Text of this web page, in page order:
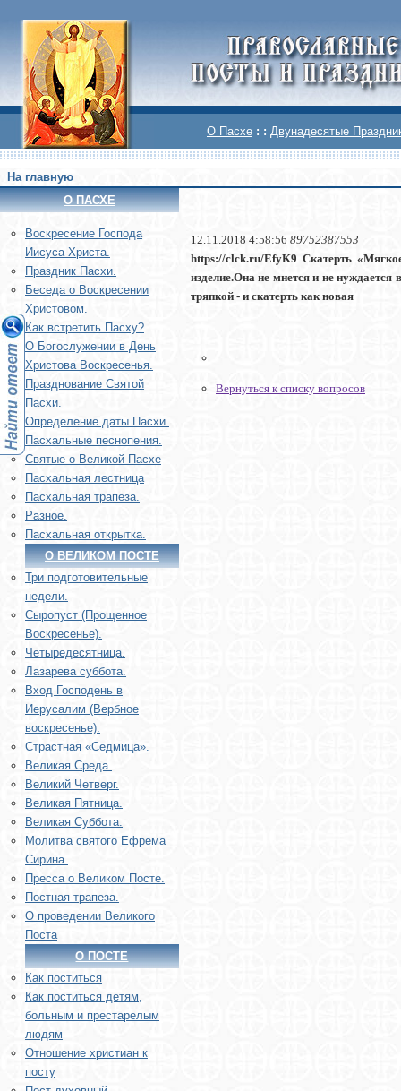
О Пасхе : : Двунадесятые
На главную
О ПАСХЕ
Воскреcение Господа
Иисуса Христа.
Праздник Пасхи.
Беседа о Воскресении
Христовом.
Как встретить Пасху?
О Богослужении в День
Христова Воскресенья.
Празднование Святой
Пасхи.
Определение даты Пасхи.
Пасхальные песнопения.
Святые о Великой Пасхе
Пасхальная лестница
Пасхальная трапеза.
Разное.
Пасхальная открытка.
О ВЕЛИКОМ ПОСТЕ
Три подготовительные
недели.
Сыропуст (Прощенное
Воскресенье).
Четыредесятница.
Лазарева суббота.
Вход Господень в
Иерусалим (Вербное
воскресенье).
Страстная «Седмица».
Великая Среда.
Великий Четверг.
Великая Пятница.
Великая Суббота.
Молитва святого Ефрема
Сирина.
Пресса о Великом Посте.
Постная трапеза.
О проведении Великого
Поста
О ПОСТЕ
Как поститься
Как поститься детям,
больным и престарелым
людям
Отношение христиан к
посту
12.11.2018 4:58:56 89752387553
https://clck.ru/EfyK9 Скатерть
изделие.Она не мнется и не нуждается
тряпкой - и скатерть как новая
Вернуться к списку вопросов